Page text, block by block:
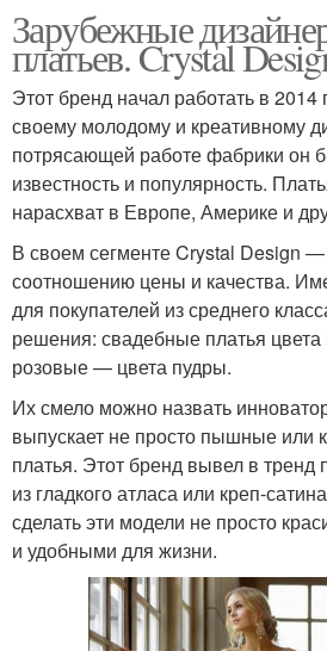
Зарубежные
платьев. Crystal
Этот бренд начал работать в 2014
своему молодому и креативному
потрясающей работе фабрики он
известность и популярность.
нарасхват в Европе, Америке и
В своем сегменте Crystal Design
соотношению цены и качества.
для покупателей из среднего
решения: свадебные платья
розовые — цвета пудры.
Их смело можно назвать
выпускает не просто пышные или
платья. Этот бренд вывел в тренд
из гладкого атласа или креп-
сделать эти модели не просто
и удобными для жизни.